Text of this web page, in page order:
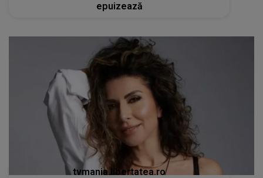
epuizează
tvmania.libertatea.ro